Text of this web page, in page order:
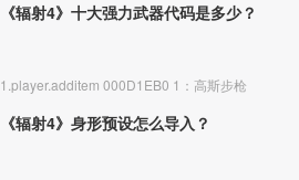
《辐射4》十大强力武器代码是多少？
1.player.additem 000D1EB0 1：高斯步枪
《辐射4》身形预设怎么导入？